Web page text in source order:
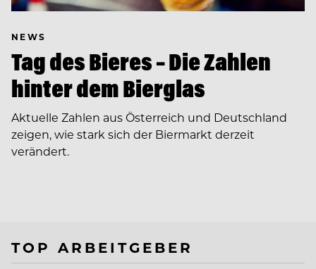
NEWS
Tag des Bieres – Die Zahlen
hinter dem Bierglas
Aktuelle Zahlen aus Österreich und Deutschland
zeigen, wie stark sich der Biermarkt derzeit
verändert.
TOP ARBEITGEBER